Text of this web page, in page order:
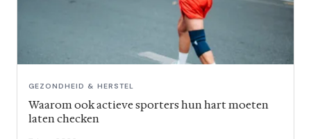
GEZONDHEID & HERSTEL
Waarom ook actieve sporters hun hart moeten
laten checken